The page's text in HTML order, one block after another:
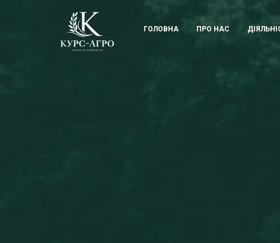
ГОЛОВНА ПРО НАС